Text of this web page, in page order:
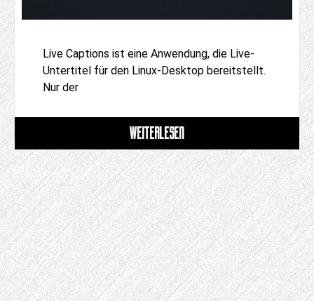
Live Captions ist eine Anwendung, die Live-
Untertitel für den Linux-Desktop bereitstellt.
Nur der
WEITERLESEN